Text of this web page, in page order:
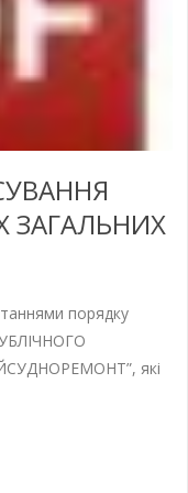
ЗАГАЛЬНИХ
порядку
які